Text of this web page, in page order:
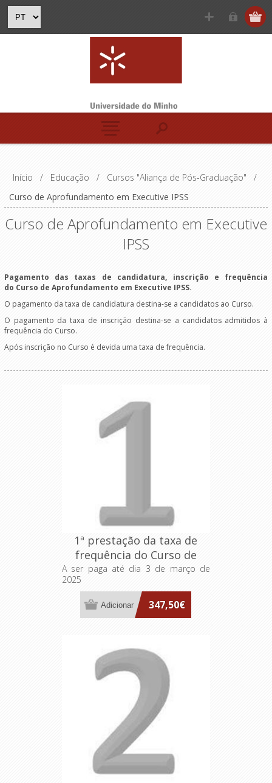
Início / Educação / Cursos "Aliança de Pós-Graduação"
/
Curso de Aprofundamento em Executive IPSS
Curso de Aprofundamento em Executive
IPSS
Pagamento das taxas de candidatura, inscrição e frequência
do Curso de Aprofundamento em Executive IPSS.
O pagamento da taxa de candidatura destina-se a candidatos ao Curso.
O pagamento da taxa de inscrição destina-se a candidatos admitidos à
frequência do Curso.
Após inscrição no Curso é devida uma taxa de frequência.
1ª prestação da taxa de
frequência do Curso de
Aprofundamento "Executive
A ser paga até dia 3 de março de
2025
347,50€